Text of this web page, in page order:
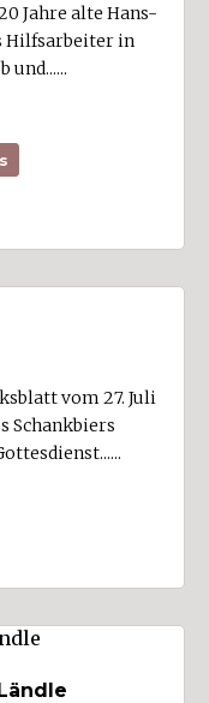
Jahre alte Hans-
Hilfsarbeiter in
vom 27. Juli
Schankbiers